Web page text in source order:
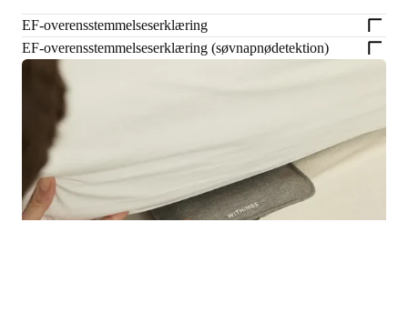
EF-overensstemmelseserklæring
EF-overensstemmelseserklæring (søvnapnødetektion)